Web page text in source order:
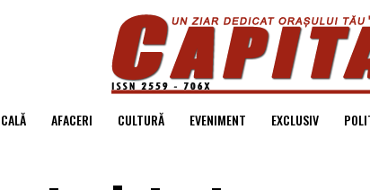
AFACERI CULTURĂ EVENIMENT EXCLUSIV